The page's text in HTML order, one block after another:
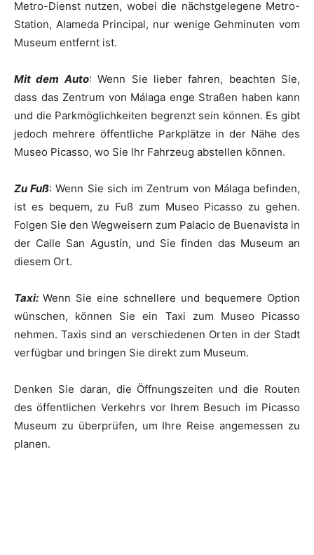
Metro-Dienst nutzen, wobei die nächstgelegene Metro-
Station, Alameda Principal, nur wenige Gehminuten vom
Museum entfernt ist.
Mit dem Auto: Wenn Sie lieber fahren, beachten Sie,
dass das Zentrum von Málaga enge Straßen haben kann
und die Parkmöglichkeiten begrenzt sein können. Es gibt
jedoch mehrere öffentliche Parkplätze in der Nähe des
Museo Picasso, wo Sie Ihr Fahrzeug abstellen können.
Zu Fuß: Wenn Sie sich im Zentrum von Málaga befinden,
ist es bequem, zu Fuß zum Museo Picasso zu gehen.
Folgen Sie den Wegweisern zum Palacio de Buenavista in
der Calle San Agustín, und Sie finden das Museum an
diesem Ort.
Taxi: Wenn Sie eine schnellere und bequemere Option
wünschen, können Sie ein Taxi zum Museo Picasso
nehmen. Taxis sind an verschiedenen Orten in der Stadt
verfügbar und bringen Sie direkt zum Museum.
Denken Sie daran, die Öffnungszeiten und die Routen
des öffentlichen Verkehrs vor Ihrem Besuch im Picasso
Museum zu überprüfen, um Ihre Reise angemessen zu
planen.